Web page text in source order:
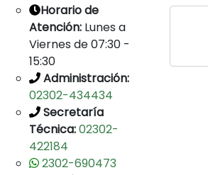
Horario de
Atención:Lunes a
Viernes de 07:30 -
15:30
Administración:
02302-434434
Secretaría
Técnica:02302-
422184
2302-690473